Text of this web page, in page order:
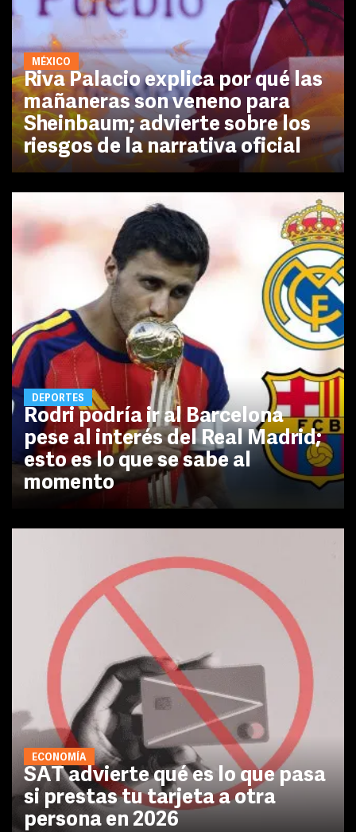
MÉXICO
Riva Palacio explica por qué las
mañaneras son veneno para
Sheinbaum; advierte sobre los
riesgos de la narrativa oficial
DEPORTES
Rodri podría ir al Barcelona
pese al interés del Real Madrid;
esto es lo que se sabe al
momento
ECONOMÍA
SAT advierte qué es lo que pasa
si prestas tu tarjeta a otra
persona en 2026